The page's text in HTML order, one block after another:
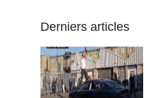
Derniers articles